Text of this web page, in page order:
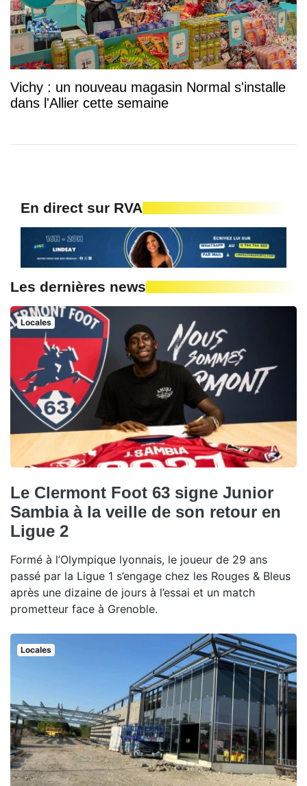
Vichy : un nouveau magasin Normal s'installe
dans l'Allier cette semaine
En direct sur RVA
Les dernières news
Locales
Le Clermont Foot 63 signe Junior
Sambia à la veille de son retour en
Ligue 2
Formé à l’Olympique lyonnais, le joueur de 29 ans
passé par la Ligue 1 s’engage chez les Rouges & Bleus
après une dizaine de jours à l’essai et un match
prometteur face à Grenoble.
Locales